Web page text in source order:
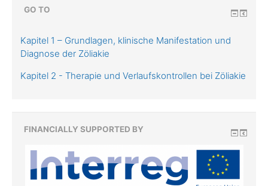
GO TO
Kapitel 1 – Grundlagen, klinische Manifestation und
Diagnose der Zöliakie
Kapitel 2 - Therapie und Verlaufskontrollen bei Zöliakie
FINANCIALLY SUPPORTED BY